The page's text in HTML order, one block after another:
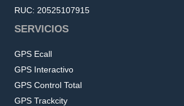
RUC: 20525107915
SERVICIOS
GPS Ecall
GPS Interactivo
GPS Control Total
GPS Trackcity